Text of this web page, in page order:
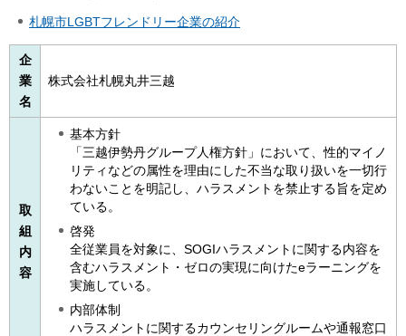
札幌市LGBTフレンドリー企業の紹介
企
業
名
株式会社札幌丸井三越
取
組
内
容
基本方針
「三越伊勢丹グループ人権方針」において、性的マイノ
リティなどの属性を理由にした不当な取り扱いを一切行
わないことを明記し、ハラスメントを禁止する旨を定め
ている。
啓発
全従業員を対象に、SOGIハラスメントに関する内容を
含むハラスメント・ゼロの実現に向けたeラーニングを
実施している。
内部体制
ハラスメントに関するカウンセリングルームや通報窓口